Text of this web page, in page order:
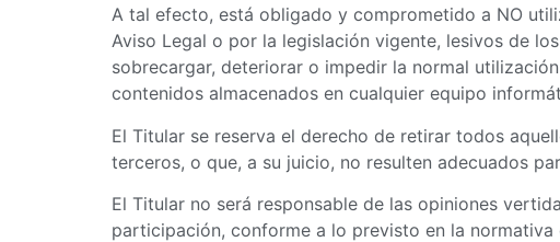
A tal efecto, está obligado y comprometido a NO
Aviso Legal o por la legislación vigente, lesivos de
sobrecargar, deteriorar o impedir la normal
contenidos almacenados en cualquier equipo
El Titular se reserva el derecho de retirar todos
terceros, o que, a su juicio, no resulten adecuados
El Titular no será responsable de las opiniones
participación, conforme a lo previsto en la normativa